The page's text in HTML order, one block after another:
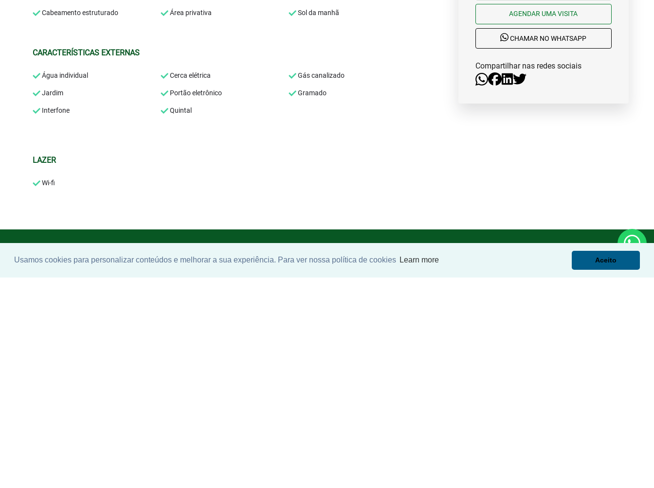
Usamos cookies para personalizar conteúdos e melhorar a sua experiência. Para ver nossa política de cookies Learn more Aceito
Cabeamento estruturado Área privativa Sol da manhã
CARACTERÍSTICAS EXTERNAS
Água individual Cerca elétrica Gás canalizado
Jardim Portão eletrônico Gramado
Interfone Quintal
LAZER
Wi-fi
AGENDAR UMA VISITA
CHAMAR NO WHATSAPP
Compartilhar nas redes sociais